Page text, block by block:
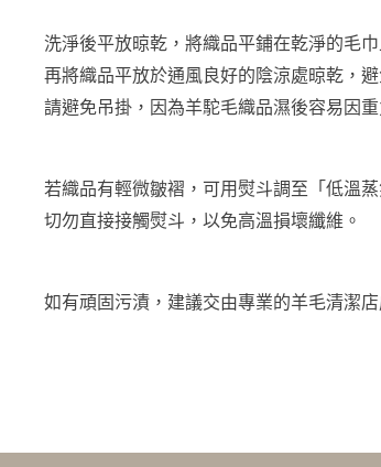
洗淨後平放晾乾，將織品平鋪在乾淨的毛
再將織品平放於通風良好的陰涼處晾乾，
請避免吊掛，因為羊駝毛織品濕後容易因重
若織品有輕微皺褶，可用熨斗調至「低溫
切勿直接接觸熨斗，以免高溫損壞纖維。
如有頑固污漬，建議交由專業的羊毛清潔店